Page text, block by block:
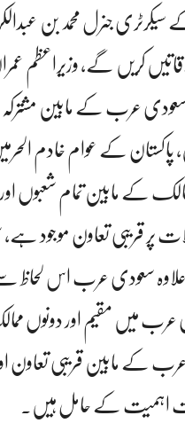
جنرل محمد بن
کریں گے، وزیراعظم
عرب کے مابین
پاکستان کے عوام خادم
کے مابین تمام شعبوں اور
پر قریبی تعاون موجود
سعودی عرب اس
میں مقیم اور دونوں
عرب کے مابین قریبی
اہمیت کے حامل ہیں۔